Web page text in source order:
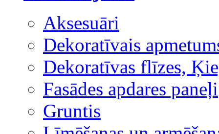
Aksesuāri
Dekoratīvais
Dekoratīvas flīzes,
Fasādes apdares paneļi
Gruntis